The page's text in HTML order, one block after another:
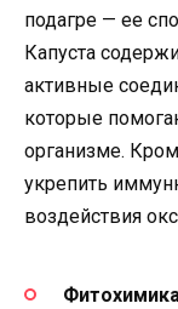
подагре — ее
Капуста
активные
которые
организме.
укрепить
воздействия